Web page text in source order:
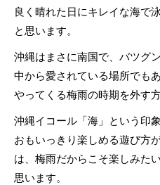
良く晴れた日にキレイな海で
と思います。
沖縄はまさに南国で、バツグ
中から愛されている場所でも
やってくる梅雨の時期を外す
沖縄イコール「海」という印
おもいっきり楽しめる遊び方
は、梅雨だからこそ楽しみた
思います。